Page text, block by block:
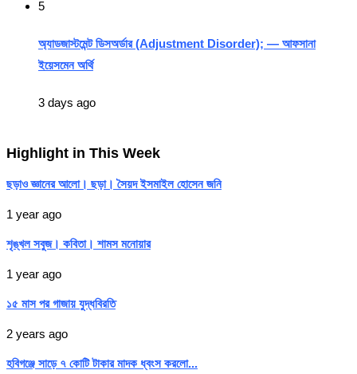
5
অ্যাডজাস্টমেন্ট ডিসঅর্ডার (Adjustment Disorder); — আফসানা
ইয়েসমেন অর্থি
3 days ago
Highlight in This Week
ছড়াও জ্ঞানের আলো। ছড়া। সৈয়দ ইসমাইল হোসেন জনি
1 year ago
শৃঙ্খল সবুজ। কবিতা। শামস মনোয়ার
1 year ago
১৫ মাস পর গাজায় যুদ্ধবিরতি
2 years ago
হবিগঞ্জে সাড়ে ৭ কোটি টাকার মাদক ধ্বংস করলো...